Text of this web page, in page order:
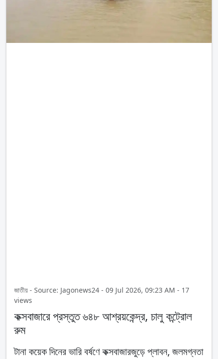
জাতীয় - Source: Jagonews24 - 09 Jul 2026, 09:23 AM - 17
views
কক্সবাজারে প্রস্তুত ৬৪৮ আশ্রয়কেন্দ্র, চালু কন্ট্রোল
রুম
টানা কয়েক দিনের ভারি বর্ষণে কক্সবাজারজুড়ে প্লাবন, জলমগ্নতা